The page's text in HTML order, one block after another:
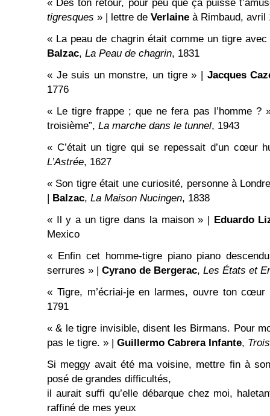
« Dès ton retour, pour peu que ça puisse
tigresques » | lettre de Verlaine à Rimbaud, avril
« La peau de chagrin était comme un tigre
Balzac, La Peau de chagrin, 1831
« Je suis un monstre, un tigre » | Jacques
1776
« Le tigre frappe ; que ne fera pas l’homme ?
troisième”, La marche dans le tunnel, 1943
« C’était un tigre qui se repessait d’un cœur
L’Astrée, 1627
« Son tigre était une curiosité, personne à
| Balzac, La Maison Nucingen, 1838
« Il y a un tigre dans la maison » | Eduardo
Mexico
« Enfin cet homme-tigre piano piano
serrures » | Cyrano de Bergerac, Les États et
« Tigre, m’écriai-je en larmes, ouvre ton
1791
« & le tigre invisible, disent les Birmans. Pour
pas le tigre. » | Guillermo Cabrera Infante,
Si meggy avait été ma voisine, mettre fin à
posé de grandes difficultés,
il aurait suffi qu’elle débarque chez moi,
raffiné de mes yeux